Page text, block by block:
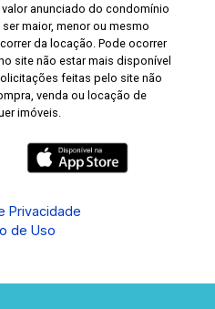
anunciado do condomínio
maior, menor ou mesmo
da locação. Pode ocorrer
site não estar mais disponível
feitas pelo site não
venda ou locação de
imóveis.
Privacidade
de Uso